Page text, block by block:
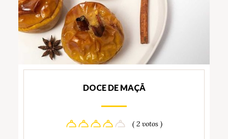
DOCE DE MAÇÃ
( 2 votos )